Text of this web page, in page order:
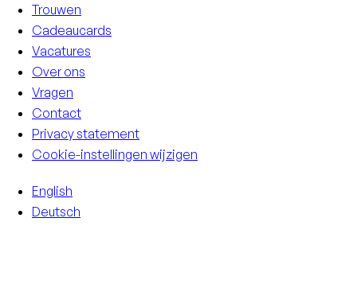
Trouwen
Cadeaucards
Vacatures
Over ons
Vragen
Contact
Privacy statement
Cookie-instellingen wijzigen
English
Deutsch